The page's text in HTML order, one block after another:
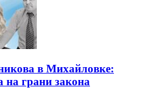
в Михайловке:
на грани закона